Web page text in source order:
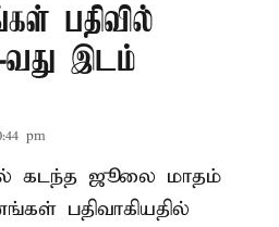
பதிவில்
வது இடம்
pm
கடந்த ஜூலை மாதம்
பதிவாகியதில்